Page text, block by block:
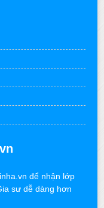
để nhận lớp
sư dễ dàng hơn